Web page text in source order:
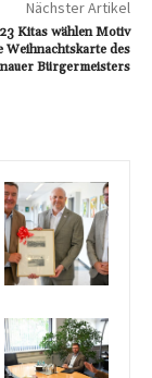
Nächster Artikel
Kitas wählen Motiv
Weihnachtskarte des
Bürgermeisters